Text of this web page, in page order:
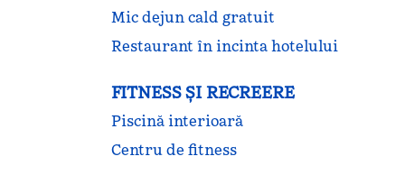
Mic dejun cald gratuit
Restaurant în incinta hotelului
FITNESS ŞI RECREERE
Piscină interioară
Centru de fitness